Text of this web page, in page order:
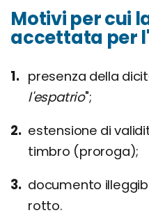
Motivi per cui
accettata per
presenza della
l'espatrio";
estensione di
timbro (proroga);
documento
rotto.